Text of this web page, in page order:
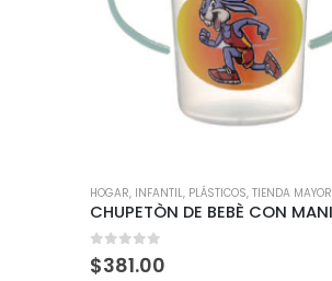
HOGAR, TIENDA MAYORISTA
0 out of 5
$483.00